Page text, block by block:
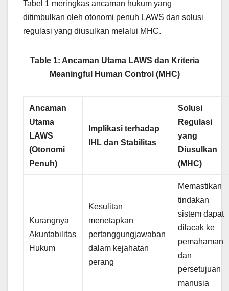
Tabel 1 meringkas ancaman hukum yang
ditimbulkan oleh otonomi penuh LAWS dan solusi
regulasi yang diusulkan melalui MHC.
Table 1: Ancaman Utama LAWS dan Kriteria
Meaningful Human Control (MHC)
Ancaman
Utama
LAWS
(Otonomi
Penuh)
Implikasi terhadap
IHL dan Stabilitas
Solusi
Regulasi
yang
Diusulkan
(MHC)
Kurangnya
Akuntabilitas
Hukum
Kesulitan
menetapkan
pertanggungjawaban
dalam kejahatan
perang
Memastikan
tindakan
sistem dapat
dilacak ke
pemahaman
dan
persetujuan
manusia